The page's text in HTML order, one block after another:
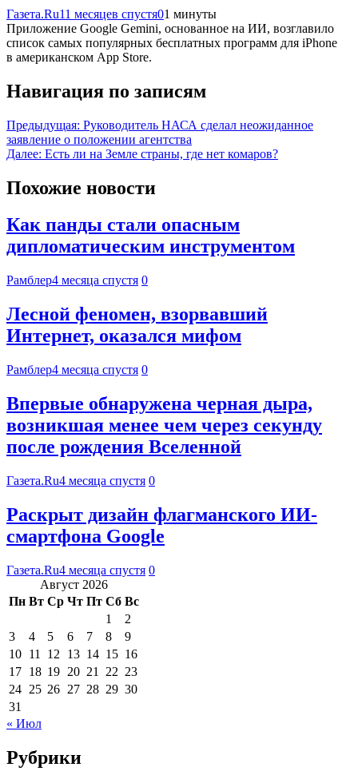
Газета.Ru11 месяцев спустя01 минуты
Приложение Google Gemini, основанное на ИИ, возглавило
список самых популярных бесплатных программ для iPhone
в американском App Store.
Навигация по записям
Предыдущая: Руководитель НАСА сделал неожиданное
заявление о положении агентства
Далее: Есть ли на Земле страны, где нет комаров?
Похожие новости
Как панды стали опасным
дипломатическим инструментом
Рамблер4 месяца спустя 0
Лесной феномен, взорвавший
Интернет, оказался мифом
Рамблер4 месяца спустя 0
Впервые обнаружена черная дыра,
возникшая менее чем через секунду
после рождения Вселенной
Газета.Ru4 месяца спустя 0
Раскрыт дизайн флагманского ИИ-
смартфона Google
Газета.Ru4 месяца спустя 0
Август 2026
Пн Вт Ср Чт Пт Сб Вс
1
2
3
4 5 6 7 8
9
10 11 12 13 14 15 16
17 18 19 20 21 22 23
24 25 26 27 28 29 30
31
« Июл
Рубрики